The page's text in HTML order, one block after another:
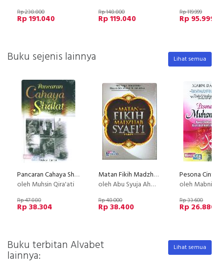
Rp 238.800
Rp 191.040
Rp 148.800
Rp 119.040
Rp 119.999
Rp 95.999
Buku sejenis lainnya Lihat semua
Pancaran Cahaya Shalat
oleh Muhsin Qira'ati
Rp 47.880
Rp 38.304
Matan Fikih Madzhab Syafii
oleh Abu Syuja Ahmad bin /Husain bin Ahmad Al-Ashfahani
Rp 48.000
Rp 38.400
oleh Mabni
Rp 33.600
Rp 26.880
Buku terbitan Alvabet
lainnya:
Lihat semua